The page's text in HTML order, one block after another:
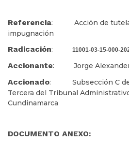
Referencia: Acción de tutela
impugnación
Radicación: 11001-03-15-000-
Accionante: Jorge Alexander
Accionado: Subsección C de
Tercera del Tribunal
Cundinamarca
DOCUMENTO ANEXO: